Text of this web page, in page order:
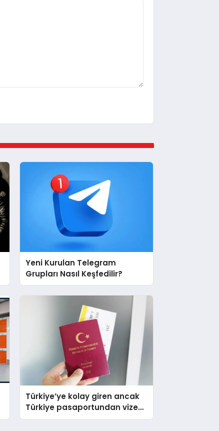
Yeni Kurulan Telegram
Grupları Nasıl Keşfedilir?
Türkiye’ye kolay giren ancak
Türkiye pasaportundan vize
isteyen ülkeler hangileri?